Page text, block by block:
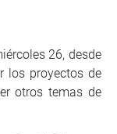
26, desde
los proyectos de
otros temas de